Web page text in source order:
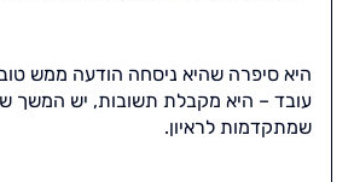
היא סיפרה שהיא ניסחה הודעה ממש
עובד – היא מקבלת תשובות, יש המשך
שמתקדמות לראיון.